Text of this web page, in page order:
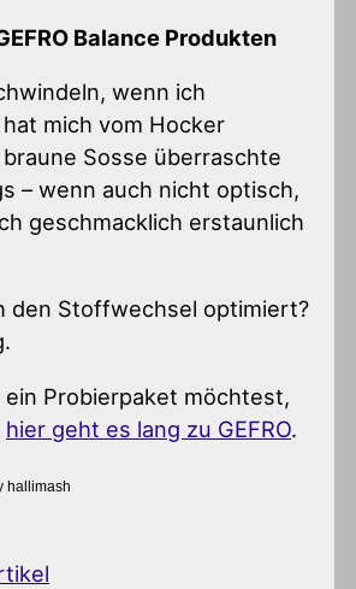
Balance Produkten
wenn ich
mich vom Hocker
Sosse überraschte
– wenn auch nicht optisch,
geschmacklich erstaunlich
den Stoffwechsel optimiert?
ein Probierpaket möchtest,
hier geht es lang zu GEFRO.
hallimash